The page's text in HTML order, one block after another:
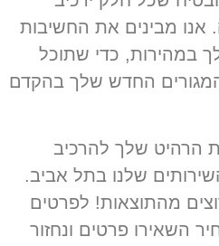
אנו מבינים את החשיבות
במהירות, כדי שתוכל
החדש שלך בהקדם
הרהיט שלך להרכיב
שלנו בתל אביב.
מהתוצאות! לפרטים
השאירו פרטים ונחזור